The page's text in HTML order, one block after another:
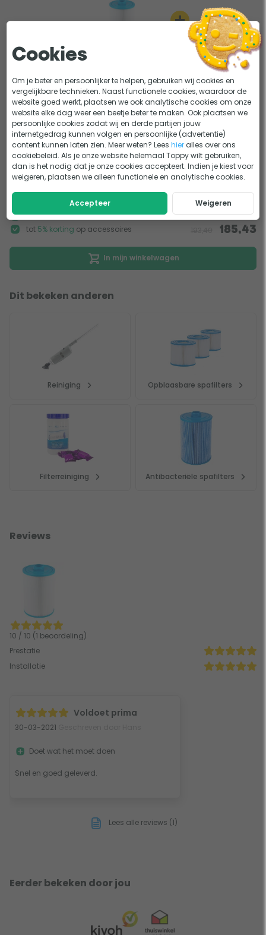
+
-5%
17,95
17,05
-5%
Estelle Spa Filter Cleaner
129,-
122,55
-5%
AquaFinesse Spa Clean
Alles is opvoorraad
tot 5% korting op accessoires 185,43
In mijn winkelwagen
Dit bekeken anderen
Reiniging Opblaasbare spafilters
Filterreiniging Antibacteriële spafilters
Reviews
10 / 10 (1 beoordeling)
Prestatie
Installatie
Voldoet prima
30-03-2021
Snel en goed geleverd.
Doet wat het moet doen
Lees alle reviews (1)
Eerder bekeken door jou
Cookies
Om je beter en persoonlijker te helpen, gebruiken wij cookies en
vergelijkbare technieken. Naast functionele cookies, waardoor de
website goed werkt, plaatsen we ook analytische cookies om onze
website elke dag weer een beetje beter te maken. Ook plaatsen we
persoonlijke cookies zodat wij en derde partijen jouw
internetgedrag kunnen volgen en persoonlijke (advertentie)
content kunnen laten zien. Meer weten? Leeshier alles over ons
cookiebeleid. Als je onze website helemaal Toppy wilt gebruiken,
dan is het nodig dat je onze cookies accepteert. Indien je kiest voor
weigeren, plaatsen we alleen functionele en analytische cookies.
Accepteer Weigeren